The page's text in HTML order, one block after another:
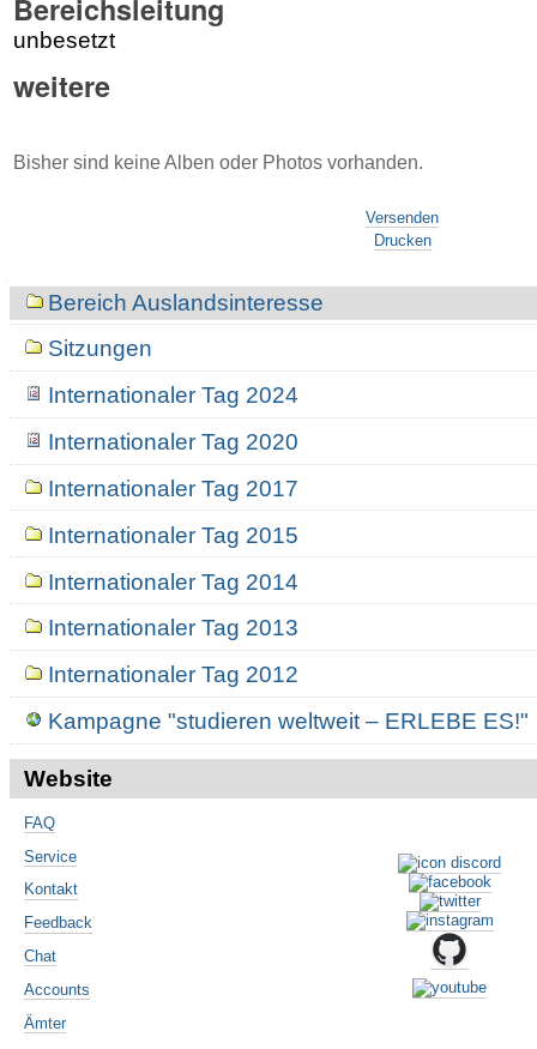
Bereichsleitung
unbesetzt
weitere
Bisher sind keine Alben oder Photos vorhanden.
Versenden
Drucken
NavigationBereich Auslandsinteresse
Sitzungen
Internationaler Tag 2024
Internationaler Tag 2020
Internationaler Tag 2017
Internationaler Tag 2015
Internationaler Tag 2014
Internationaler Tag 2013
Internationaler Tag 2012
Kampagne "studieren weltweit – ERLEBE ES!"
Website
FAQ
Service
Kontakt
Feedback
Chat
Accounts
Ämter